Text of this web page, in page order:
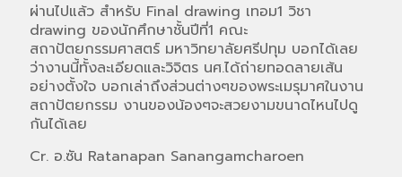
ผ่านไปแล้ว สำหรับ Final drawing เทอม1 วิชา
drawing ของนักศึกษาชั้นปีที่1 คณะ
สถาปัตยกรรมศาสตร์ มหาวิทยาลัยศรีปทุม บอกได้เลย
ว่างานนี้ทั้งละเอียดและวิจิตร นศ.ได้ถ่ายทอดลายเส้น
อย่างตั้งใจ บอกเล่าถึงส่วนต่างๆของพระเมรุมาศในงาน
สถาปัตยกรรม งานของน้องๆจะสวยงามขนาดไหนไปดู
กันได้เลย
Cr. อ.ซัน Ratanapan Sanangamcharoen